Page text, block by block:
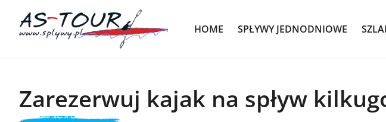
HOME SPŁYWY JEDNODNIOWE
Zarezerwuj kajak na spływ